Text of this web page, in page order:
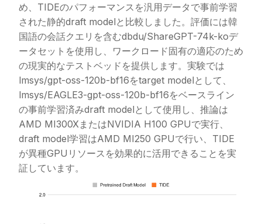
め、TIDEのパフォーマンスを汎用データで事前学習
された静的draft modelと比較しました。評価には韓
国語の会話クエリを含むdbdu/ShareGPT-74k-koデ
ータセットを使用し、ワークロード固有の適応のため
の現実的なテストベッドを提供します。実験では
lmsys/gpt-oss-120b-bf16をtarget modelとして、
lmsys/EAGLE3-gpt-oss-120b-bf16をベースライン
の事前学習済みdraft modelとして使用し、推論は
AMD MI300XまたはNVIDIA H100 GPUで実行、
draft model学習はAMD MI250 GPUで行い、TIDE
が異種GPUリソースを効果的に活用できることを実
証しています。